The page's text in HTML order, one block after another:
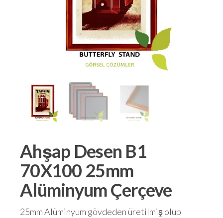
Ahşap Desen B1
70X100 25mm
Alüminyum Çerçeve
25mm Alüminyum gövdeden üretilmiş olup